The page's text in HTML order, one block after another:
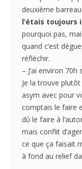
deuxième
l’étais toujours
pourquoi pas,
quand c’est
réfléchir.
– J’ai environ
Je la trouve
asym avec pour
comptais le faire
dû le faire à
mais conflit
ce que ça faisait
à fond au relief